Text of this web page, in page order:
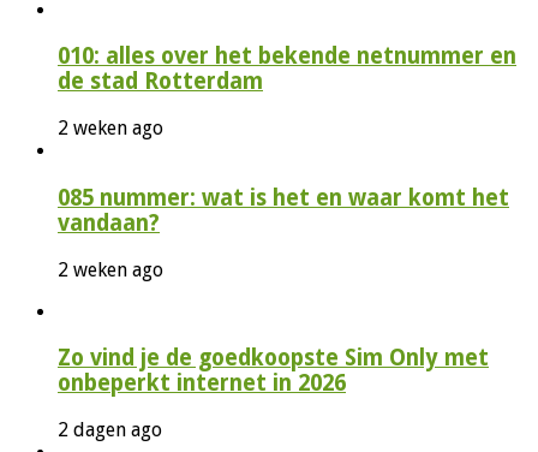
010: alles over het bekende netnummer en
de stad Rotterdam
2 weken ago
085 nummer: wat is het en waar komt het
vandaan?
2 weken ago
Zo vind je de goedkoopste Sim Only met
onbeperkt internet in 2026
2 dagen ago